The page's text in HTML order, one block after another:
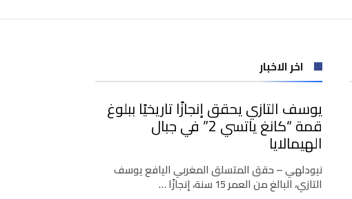
اخر الاخبار
يوسف التازي يحقق إنجازًا تاريخيًا ببلوغ
قمة “كانغ ياتسي 2” في جبال
الهيمالايا
نيودلهي – حقق المتسلق المغربي اليافع يوسف
التازي، البالغ من العمر 15 سنة، إنجازًا …